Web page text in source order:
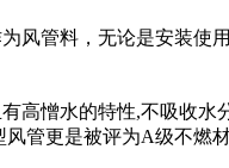
风管料，无论是安装使
高憎水的特性,不吸收
管更是被评为A级不燃